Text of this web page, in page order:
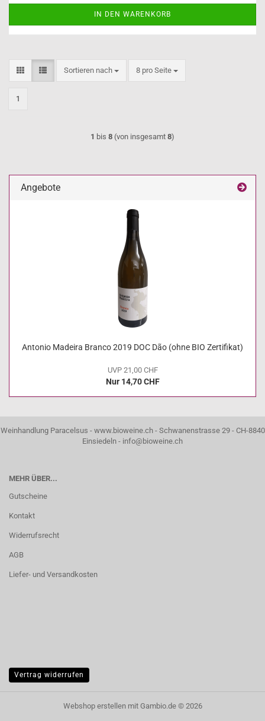
IN DEN WARENKORB
Sortieren nach
Sortieren nach 8 pro Seite
pro Seite
1
1 bis 8 (von insgesamt 8)
Angebote
Antonio Madeira Branco 2019 DOC Dão (ohne BIO Zertifikat)
UVP 21,00 CHF
Nur 14,70 CHF
Weinhandlung Paracelsus - www.bioweine.ch - Schwanenstrasse 29 - CH-8840
Einsiedeln - info@bioweine.ch
MEHR ÜBER...
Gutscheine
Kontakt
Widerrufsrecht
AGB
Liefer- und Versandkosten
Vertrag widerrufen
Webshop erstellenmit Gambio.de © 2026